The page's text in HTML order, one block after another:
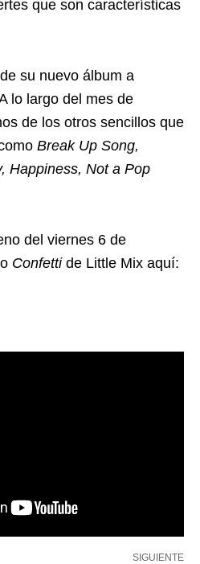
que son características
su nuevo álbum a
lo largo del mes de
de los otros sencillos que
Break Up Song,
Happiness, Not a Pop
del viernes 6 de
Confetti de Little Mix aquí:
SIGUIENTE